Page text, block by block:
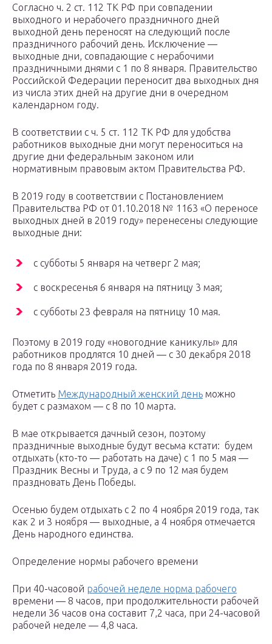
Согласно ч. 2 ст. 112 ТК РФ при совпадении
выходного и нерабочего праздничного дней
выходной день переносят на следующий после
праздничного рабочий день. Исключение —
выходные дни, совпадающие с нерабочими
праздничными днями с 1 по 8 января. Правительство
Российской Федерации переносит два выходных дня
из числа этих дней на другие дни в очередном
календарном году.
В соответствии с ч. 5 ст. 112 ТК РФ для удобства
работников выходные дни могут переноситься на
другие дни федеральным законом или
нормативным правовым актом Правительства РФ.
В 2019 году в соответствии с Постановлением
Правительства РФ от 01.10.2018 № 1163 «О переносе
выходных дней в 2019 году» перенесены следующие
выходные дни:
с субботы 5 января на четверг 2 мая;
с воскресенья 6 января на пятницу 3 мая;
с субботы 23 февраля на пятницу 10 мая.
Поэтому в 2019 году «новогодние каникулы» для
работников продлятся 10 дней — с 30 декабря 2018
года по 8 января 2019 года.
Отметить Международный женский день можно
будет с размахом — с 8 по 10 марта.
В мае открывается дачный сезон, поэтому
праздничные выходные будут весьма кстати: будем
отдыхать (кто-то — работать на даче) с 1 по 5 мая —
Праздник Весны и Труда, а с 9 по 12 мая будем
праздновать День Победы.
Осенью будем отдыхать с 2 по 4 ноября 2019 года, так
как 2 и 3 ноября — выходные, а 4 ноября отмечается
День народного единства.
Определение нормы рабочего времени
При 40-часовой рабочей неделе норма рабочего
времени — 8 часов, при продолжительности рабочей
недели 36 часов она составит 7,2 часа, при 24-часовой
рабочей неделе — 4,8 часа.